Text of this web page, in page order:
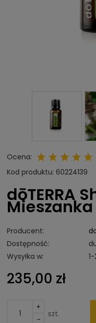
Ocena:
Kod produktu: 60224139
dōTERRA
Mieszanka
Producent:
Dostępność:
Wysyłka w:
235,00 zł
+
-
szt.